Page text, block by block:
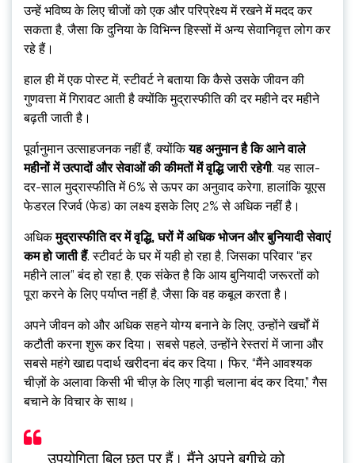
उन्हें भविष्य के लिए चीजों को एक और परिप्रेक्ष्य में रखने में मदद कर
सकता है, जैसा कि दुनिया के विभिन्न हिस्सों में अन्य सेवानिवृत्त लोग कर
रहे हैं।
हाल ही में एक पोस्ट में, स्टीवर्ट ने बताया कि कैसे उसके जीवन की
गुणवत्ता में गिरावट आती है क्योंकि मुद्रास्फीति की दर महीने दर महीने
बढ़ती जाती है।
पूर्वानुमान उत्साहजनक नहीं हैं, क्योंकियह अनुमान है कि आने वाले
महीनों में उत्पादों और सेवाओं की कीमतों में वृद्धि जारी रहेगी. यह साल-
दर-साल मुद्रास्फीति में 6% से ऊपर का अनुवाद करेगा, हालांकि यूएस
फेडरल रिजर्व (फेड) का लक्ष्य इसके लिए 2% से अधिक नहीं है।
अधिकमुद्रास्फीति दर में वृद्धि, घरों में अधिक भोजन और बुनियादी सेवाएं
कम हो जाती हैं. स्टीवर्ट के घर में यही हो रहा है, जिसका परिवार “हर
महीने लाल” बंद हो रहा है, एक संकेत है कि आय बुनियादी जरूरतों को
पूरा करने के लिए पर्याप्त नहीं है, जैसा कि वह कबूल करता है।
अपने जीवन को और अधिक सहने योग्य बनाने के लिए, उन्होंने खर्चों में
कटौती करना शुरू कर दिया। सबसे पहले, उन्होंने रेस्तरां में जाना और
सबसे महंगे खाद्य पदार्थ खरीदना बंद कर दिया। फिर, “मैंने आवश्यक
चीज़ों के अलावा किसी भी चीज़ के लिए गाड़ी चलाना बंद कर दिया,” गैस
बचाने के विचार के साथ।
उपयोगिता बिल छत पर हैं। मैंने अपने बगीचे को